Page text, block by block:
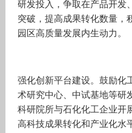
研发投入，争取在产品开发
突破，提高成果转化数量，
园区高质量发展内生动力。
强化创新平台建设。鼓励化
术研究中心、中试基地等研
科研院所与石化化工企业开
高科技成果转化和产业化水